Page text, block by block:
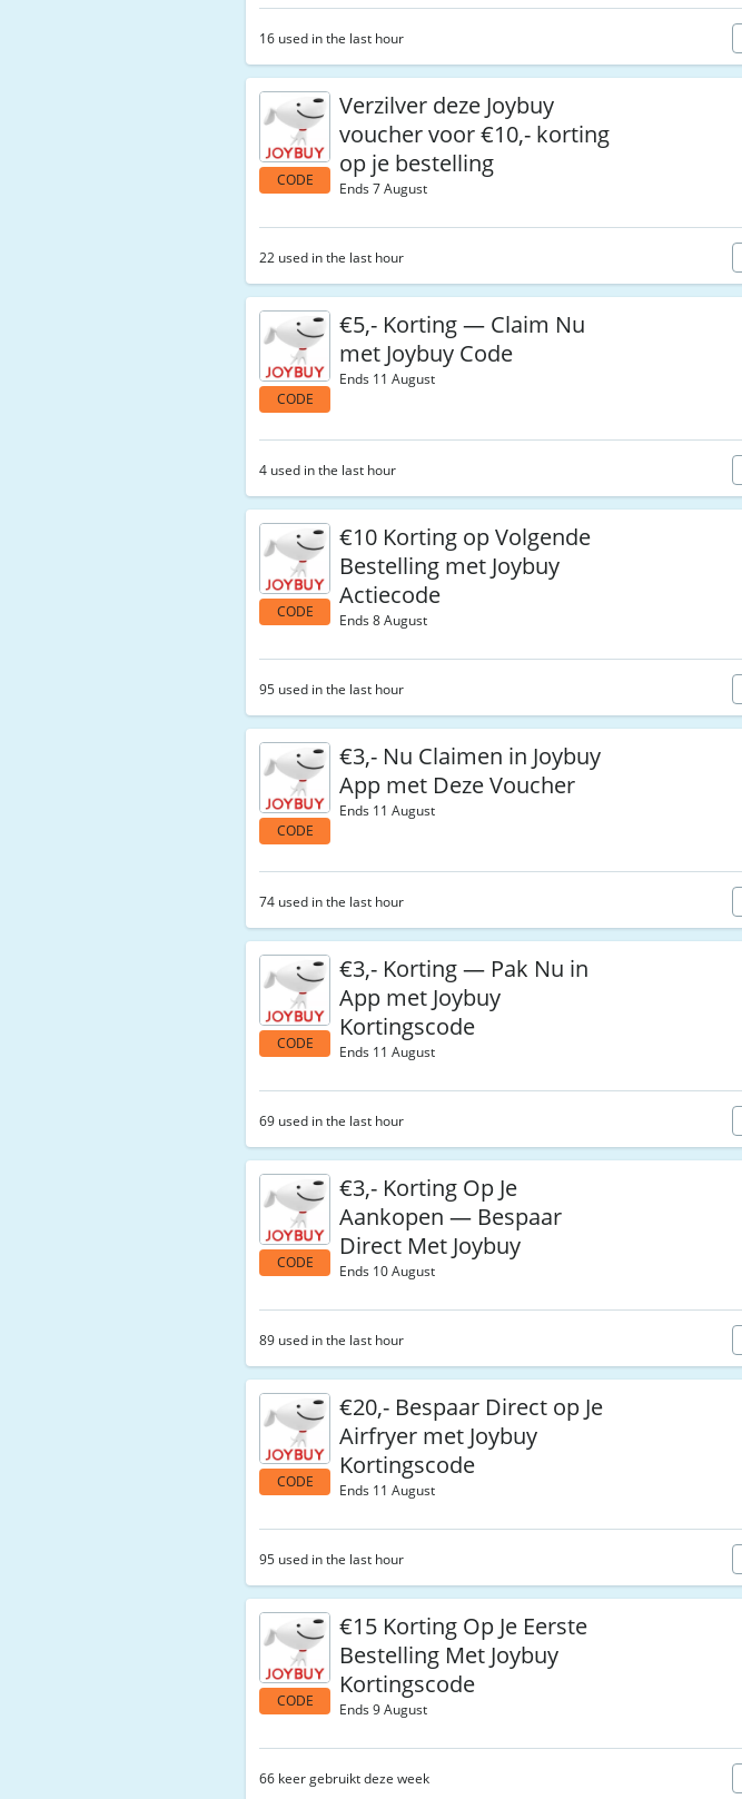
16 used in the last hour
CODE
Verzilver deze Joybuy
voucher voor €10,- korting
op je bestelling
Ends 7 August
22 used in the last hour
CODE
€5,- Korting — Claim Nu
met Joybuy Code
Ends 11 August
4 used in the last hour
CODE
€10 Korting op Volgende
Bestelling met Joybuy
Actiecode
Ends 8 August
95 used in the last hour
CODE
€3,- Nu Claimen in Joybuy
App met Deze Voucher
Ends 11 August
74 used in the last hour
CODE
€3,- Korting — Pak Nu in
App met Joybuy
Kortingscode
Ends 11 August
69 used in the last hour
CODE
€3,- Korting Op Je
Aankopen — Bespaar
Direct Met Joybuy
Ends 10 August
89 used in the last hour
CODE
€20,- Bespaar Direct op Je
Airfryer met Joybuy
Kortingscode
Ends 11 August
95 used in the last hour
CODE
€15 Korting Op Je Eerste
Bestelling Met Joybuy
Kortingscode
Ends 9 August
66 keer gebruikt deze week